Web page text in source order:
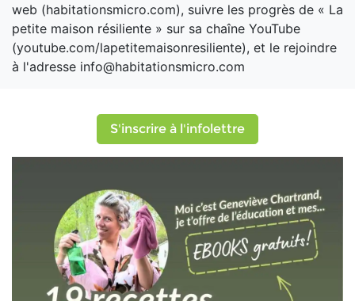
web (habitationsmicro.com), suivre les progrès de « La
petite maison résiliente » sur sa chaîne YouTube
(youtube.com/lapetitemaisonresiliente), et le rejoindre
à l'adresse info@habitationsmicro.com
S'inscrire à l'infolettre